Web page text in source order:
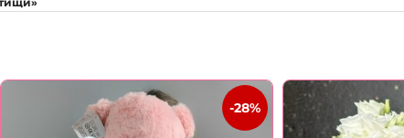
-28%